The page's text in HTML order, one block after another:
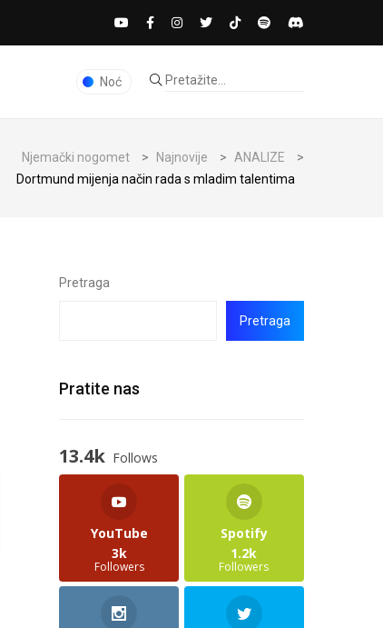
Noć
Njemački nogomet > Najnovije > ANALIZE
>
Dortmund mijenja način rada s mladim talentima
Pretraga
Pretraga
Pratite nas
13.4k Follows
YouTube
3k
Followers
Spotify
1.2k
Followers